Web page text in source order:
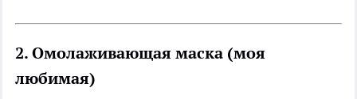
2. Омолаживающая маска (моя
любимая)